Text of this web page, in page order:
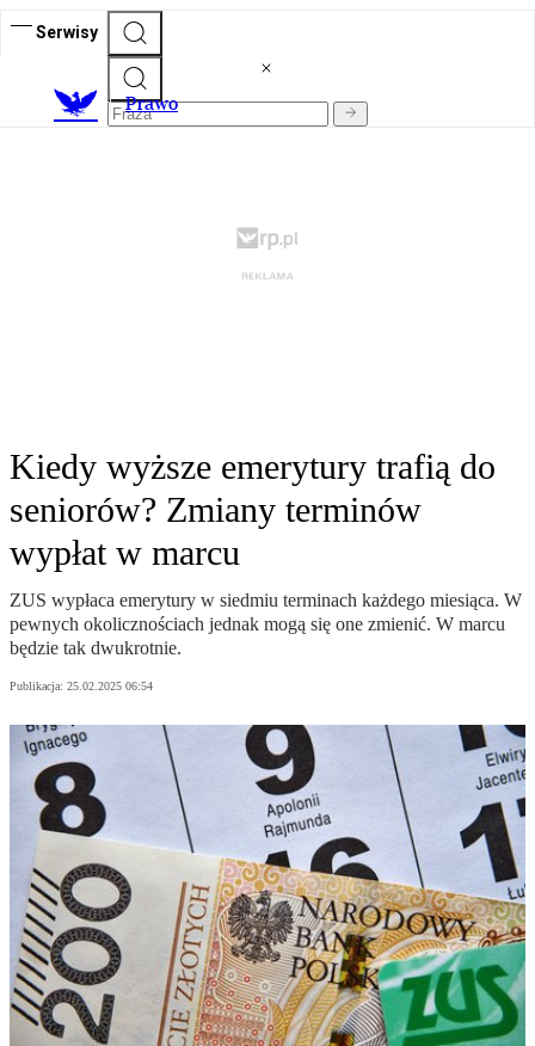
Serwisy
Prawo
Kiedy wyższe emerytury trafią do
seniorów? Zmiany terminów
wypłat w marcu
ZUS wypłaca emerytury w siedmiu terminach każdego miesiąca. W
pewnych okolicznościach jednak mogą się one zmienić. W marcu
będzie tak dwukrotnie.
Publikacja: 25.02.2025 06:54